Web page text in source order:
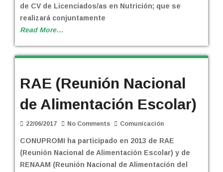
de CV de Licenciados/as en Nutrición; que se
realizará conjuntamente
Read More…
RAE (Reunión Nacional
de Alimentación Escolar)
22/06/2017 No Comments Comunicación
CONUPROMI ha participado en 2013 de RAE
(Reunión Nacional de Alimentación Escolar) y de
RENAAM (Reunión Nacional de Alimentación del